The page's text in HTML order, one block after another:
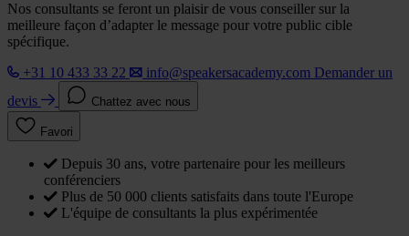
Nos consultants se feront un plaisir de vous conseiller sur la
meilleure façon d’adapter le message pour votre public cible
spécifique.
+31 10 433 33 22
info@speakersacademy.com Demander un
devis
Chattez avec nous
Favori
Depuis 30 ans, votre partenaire pour les meilleurs
conférenciers
Plus de 50 000 clients satisfaits dans toute l'Europe
L'équipe de consultants la plus expérimentée